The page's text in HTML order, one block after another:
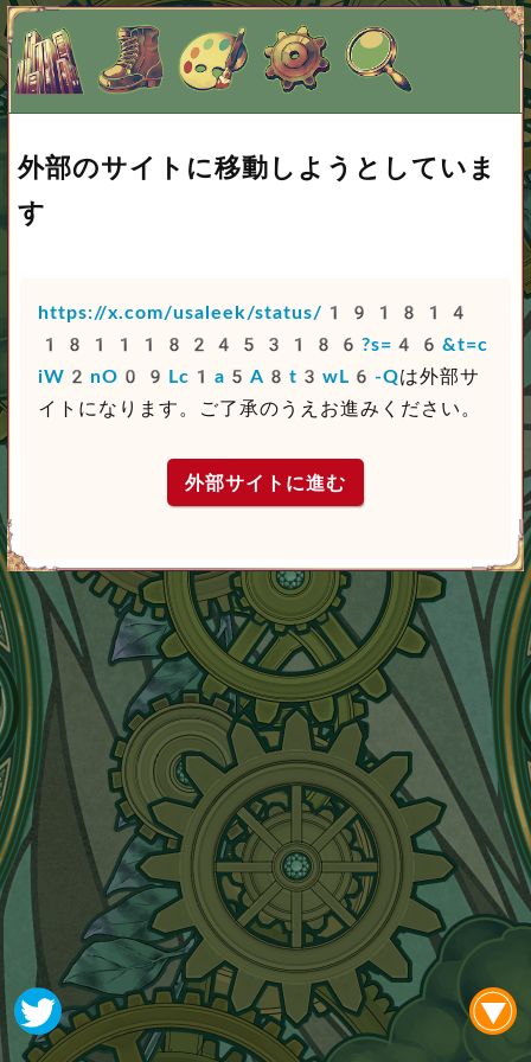
外部のサイトに移動しようとしていま
す
https://x.com/usaleek/status/191814
1811182453186?s=46&t=c
iW2nO09Lc1a5A8t3wL6-Qは外部サ
イトになります。ご了承のうえお進みください。
外部サイトに進む